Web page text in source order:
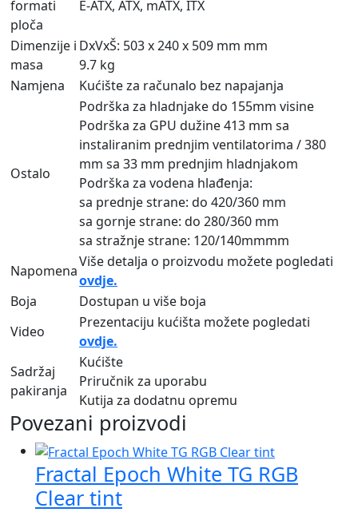
formati
ploča
E-ATX, ATX, mATX, ITX
Dimenzije i
masa
DxVxŠ: 503 x 240 x 509 mm mm
9.7 kg
Namjena
Kućište za računalo bez napajanja
Ostalo
Podrška za hladnjake do 155mm visine
Podrška za GPU dužine 413 mm sa
instaliranim prednjim ventilatorima / 380
mm sa 33 mm prednjim hladnjakom
Podrška za vodena hlađenja:
sa prednje strane: do 420/360 mm
sa gornje strane: do 280/360 mm
sa stražnje strane: 120/140mmmm
Napomena
Više detalja o proizvodu možete pogledati
ovdje.
Boja
Dostupan u više boja
Video
Prezentaciju kućišta možete pogledati
ovdje.
Sadržaj
pakiranja
Kućište
Priručnik za uporabu
Kutija za dodatnu opremu
Povezani proizvodi
Fractal Epoch White TG RGB
Clear tint